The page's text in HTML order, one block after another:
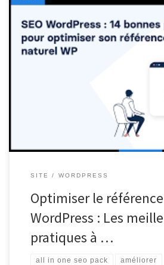
Améliorer le référencement WordPress
référencement de votre site WordPress :
à suivre Le référencement est un
utilisez WordPress comme plateforme
SITE WORDPRESS
Optimiser le
WordPress : Les
pratiques à …
all in one seo pack améliorer